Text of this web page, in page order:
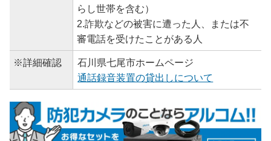
らし世帯を含む）
2.詐欺などの被害に遭った人、または不
審電話を受けたことがある人
※詳細確認
石川県七尾市ホームページ
通話録音装置の貸出しについて